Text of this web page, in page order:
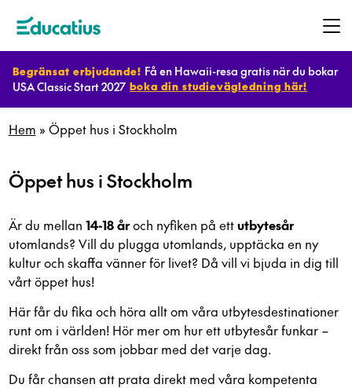
Begränsat erbjudande! Få en Hawaii-resa gratis när du bokar
USA Classic Start 2027 boka din studievägledning här!
Destinationer
Program
Planera
ditt
utbyte
Bli
värdfamilj
Hem » Öppet hus i Stockholm
Öppet hus i Stockholm
Är du mellan 14-18 åroch nyfiken på ettutbytesår
utomlands? Vill du plugga utomlands, upptäcka en ny
kultur och skaffa vänner för livet? Då vill vi bjuda in dig till
vårt öppet hus!
Här får du fika och höra allt om våra utbytesdestinationer
runt om i världen! Hör mer om hur ett utbytesår funkar –
direkt från oss som jobbar med det varje dag.
Du får chansen att prata direkt med våra kompetenta